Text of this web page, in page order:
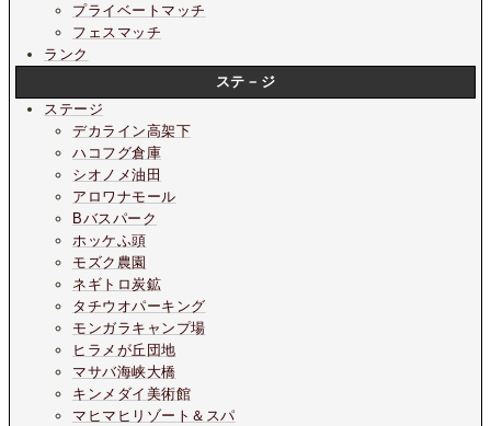
プライベートマッチ
フェスマッチ
ランク
ステ－ジ
ステージ
デカライン高架下
ハコフグ倉庫
シオノメ油田
アロワナモール
Bバスパーク
ホッケふ頭
モズク農園
ネギトロ炭鉱
タチウオパーキング
モンガラキャンプ場
ヒラメが丘団地
マサバ海峡大橋
キンメダイ美術館
マヒマヒリゾート＆スパ